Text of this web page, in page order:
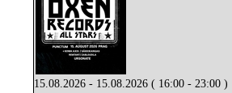
15.08.2026 - 15.08.2026 ( 16:00 - 23:00 )